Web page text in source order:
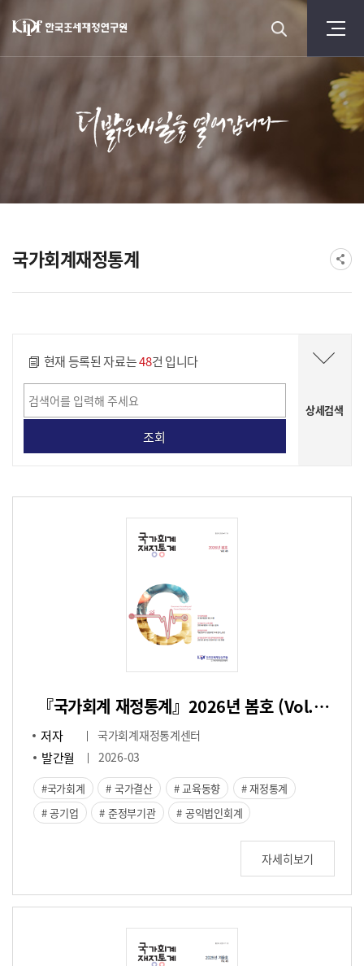
국가회계재정통계
현재 등록된 자료는48건 입니다
상세검색
『국가회계 재정통계』2026년 봄호 (Vol.46)
저자 국가회계재정통계센터
발간월 2026-03
국가회계 국가결산 교육동향
재정통계
공기업
준정부기관 공익법인회계
자세히보기